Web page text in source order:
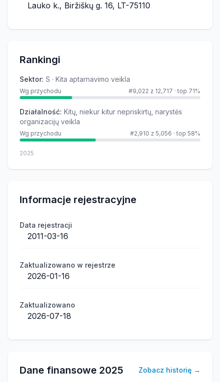
Lauko k., Biržiškų g. 16, LT-75110
Rankingi
Sektor: S · Kita aptarnavimo veikla
Wg przychodu #9,022 z 12,717 · top 71%
Działalność: Kitų, niekur kitur nepriskirtų, narystės
organizacijų veikla
Wg przychodu #2,910 z 5,056 · top 58%
2025
Informacje rejestracyjne
Data rejestracji
2011-03-16
Zaktualizowano w rejestrze
2026-01-16
Zaktualizowano
2026-07-18
Dane finansowe 2025 Zobacz historię →